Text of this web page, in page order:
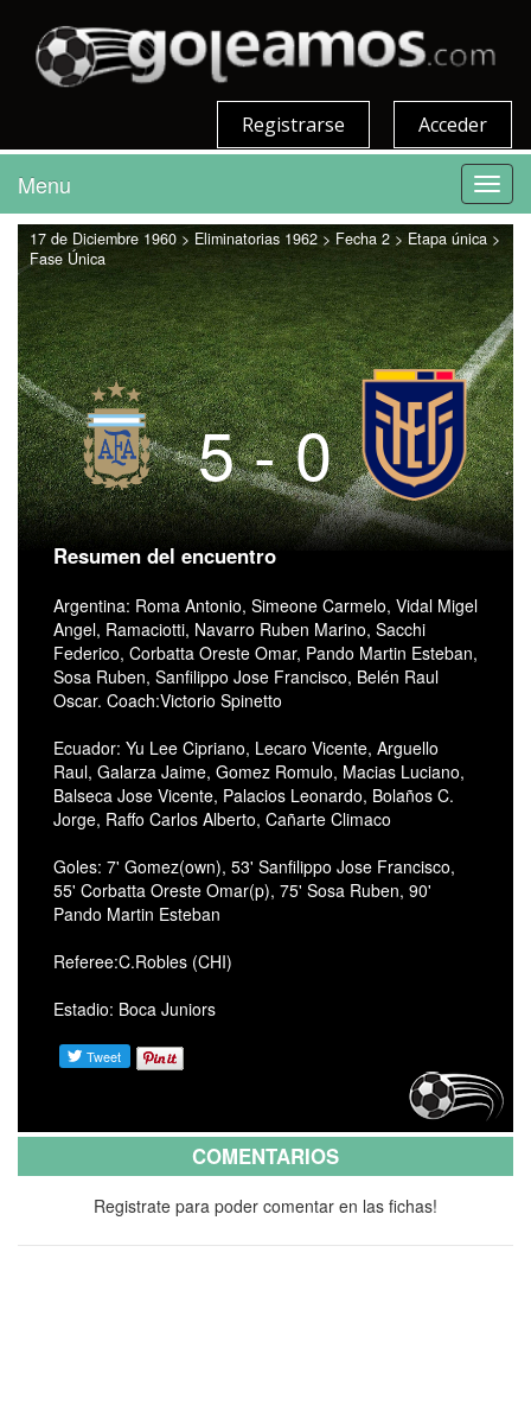
Acceder
Registrarse
Menu
17 de Diciembre 1960 > Eliminatorias 1962 > Fecha 2 > Etapa única >
Fase Única
5 - 0
Resumen del encuentro
Argentina: Roma Antonio, Simeone Carmelo, Vidal Migel
Angel, Ramaciotti, Navarro Ruben Marino, Sacchi
Federico, Corbatta Oreste Omar, Pando Martin Esteban,
Sosa Ruben, Sanfilippo Jose Francisco, Belén Raul
Oscar. Coach:Victorio Spinetto
Ecuador: Yu Lee Cipriano, Lecaro Vicente, Arguello
Raul, Galarza Jaime, Gomez Romulo, Macias Luciano,
Balseca Jose Vicente, Palacios Leonardo, Bolaños C.
Jorge, Raffo Carlos Alberto, Cañarte Climaco
Goles: 7' Gomez(own), 53' Sanfilippo Jose Francisco,
55' Corbatta Oreste Omar(p), 75' Sosa Ruben, 90'
Pando Martin Esteban
Referee:C.Robles (CHI)
Estadio: Boca Juniors
COMENTARIOS
Registrate para poder comentar en las fichas!